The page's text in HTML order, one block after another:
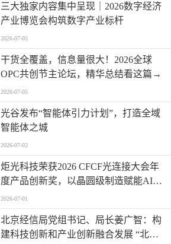
三大独家内容集中呈现｜2026数字经济
产业博览会构筑数字产业标杆
2026-07-05
干货全覆盖，信息量很大！2026全球
OPC共创节主论坛，精华总结看这篇→
2026-07-05
光谷发布“智能体引力计划”，打造全域
智能体之城
2026-07-02
炬光科技荣获2026 CFCF光连接大会年
度产品创新奖，以晶圆级制造赋能AI时
代高密度光互连
2026-07-01
北京经信局党组书记、局长姜广智：构
建科技创新和产业创新融合发展 “北京